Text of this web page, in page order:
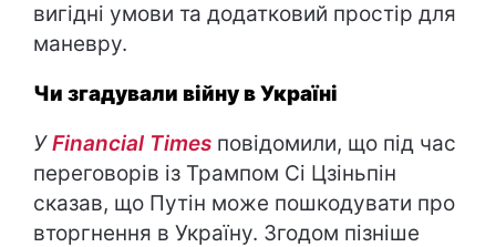
вигідні умови та додатковий простір для
маневру.
Чи згадували війну в Україні
УFinancial Times повідомили, що під час
переговорів із Трампом Сі Цзіньпін
сказав, що Путін може пошкодувати про
вторгнення в Україну. Згодом пізніше